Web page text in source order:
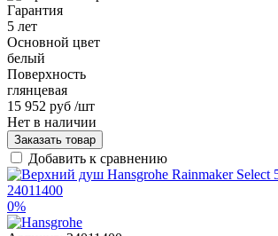
Гарантия
5 лет
Основной цвет
белый
Поверхность
глянцевая
15 952 руб /шт
Нет в наличии
Заказать товар
Добавить к сравнению
0%